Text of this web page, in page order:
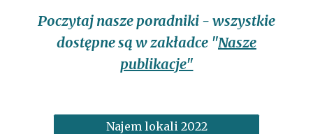
Poczytaj nasze poradniki - wszystkie
dostępne są w zakładce "Nasze
publikacje"
Najem lokali 2022